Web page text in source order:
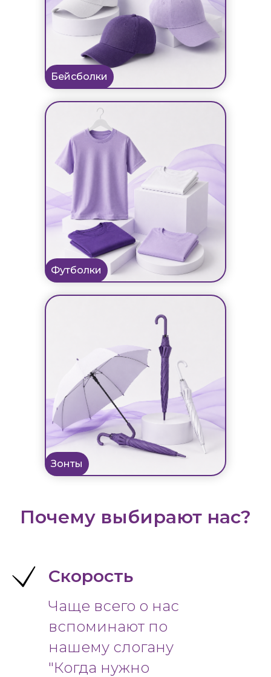
Бейсболки
Футболки
Зонты
Почему выбирают нас?
Скорость
Чаще всего о нас
вспоминают по
нашему слогану
"Когда нужно